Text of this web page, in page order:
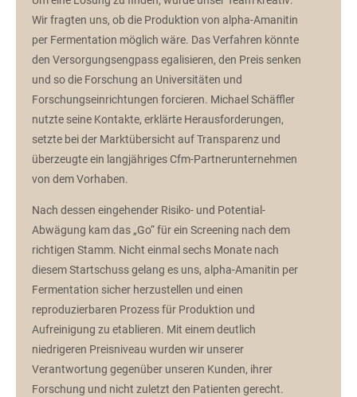
Wir fragten uns, ob die Produktion von alpha-Amanitin
per Fermentation möglich wäre. Das Verfahren könnte
den Versorgungsengpass egalisieren, den Preis senken
und so die Forschung an Universitäten und
Forschungseinrichtungen forcieren. Michael Schäffler
nutzte seine Kontakte, erklärte Herausforderungen,
setzte bei der Marktübersicht auf Transparenz und
überzeugte ein langjähriges Cfm-Partnerunternehmen
von dem Vorhaben.
Nach dessen eingehender Risiko- und Potential-
Abwägung kam das „Go“ für ein Screening nach dem
richtigen Stamm. Nicht einmal sechs Monate nach
diesem Startschuss gelang es uns, alpha-Amanitin per
Fermentation sicher herzustellen und einen
reproduzierbaren Prozess für Produktion und
Aufreinigung zu etablieren. Mit einem deutlich
niedrigeren Preisniveau wurden wir unserer
Verantwortung gegenüber unseren Kunden, ihrer
Forschung und nicht zuletzt den Patienten gerecht.